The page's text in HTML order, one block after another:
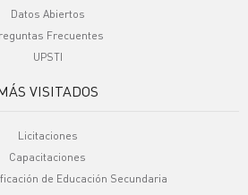
Datos Abiertos
Frecuentes
UPSTI
VISITADOS
Licitaciones
Capacitaciones
de Educación Secundaria